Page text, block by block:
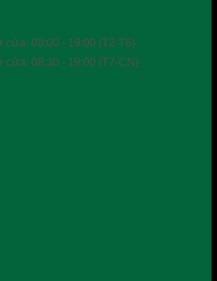
cửa: 08:00 - 19:00 (T2-T6)
cửa: 08:30 - 19:00 (T7-CN)